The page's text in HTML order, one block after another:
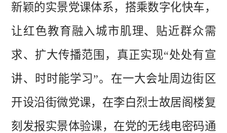
新颖的实景党课体系，搭乘数字化快车，
让红色教育融入城市肌理、贴近群众需
求、扩大传播范围，真正实现“处处有宣
讲、时时能学习”。在一大会址周边街区
开设沿街微党课，在李白烈士故居阁楼复
刻发报实景体验课，在党的无线电密码通